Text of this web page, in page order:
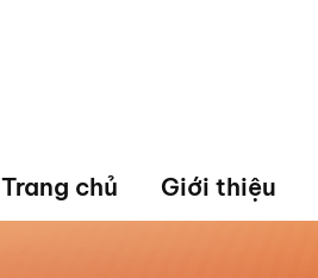
Trang chủ Giới thiệu